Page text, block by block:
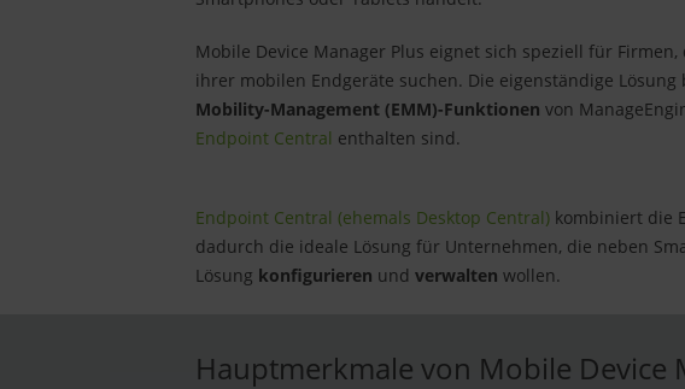
Mobile Device Manager Plus eignet sich speziell für
ihrer mobilen Endgeräte suchen. Die eigenständige
Mobility-Management (EMM)-Funktionen von
Endpoint Central enthalten sind.
Endpoint Central (ehemals Desktop Central) kombiniert die
dadurch die ideale Lösung für Unternehmen, die neben
Lösung konfigurieren und verwalten wollen.
Hauptmerkmale von Mobile Device